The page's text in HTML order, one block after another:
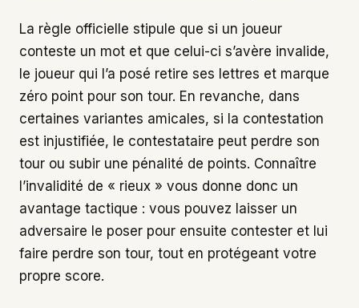
La règle officielle stipule que si un joueur
conteste un mot et que celui-ci s’avère invalide,
le joueur qui l’a posé retire ses lettres et marque
zéro point pour son tour. En revanche, dans
certaines variantes amicales, si la contestation
est injustifiée, le contestataire peut perdre son
tour ou subir une pénalité de points. Connaître
l’invalidité de « rieux » vous donne donc un
avantage tactique : vous pouvez laisser un
adversaire le poser pour ensuite contester et lui
faire perdre son tour, tout en protégeant votre
propre score.